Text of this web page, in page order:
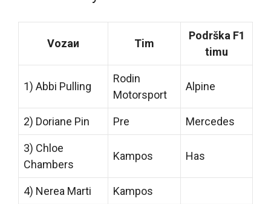
Vozaи Tim
Podrška F1
timu
1) Abbi Pulling
Rodin
Motorsport
Alpine
2) Doriane Pin Pre Mercedes
3) Chloe
Chambers
Kampos Has
4) Nerea Marti Kampos